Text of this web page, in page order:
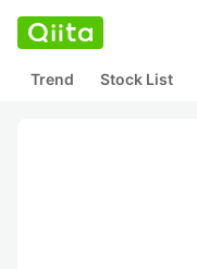
Trend Stock List